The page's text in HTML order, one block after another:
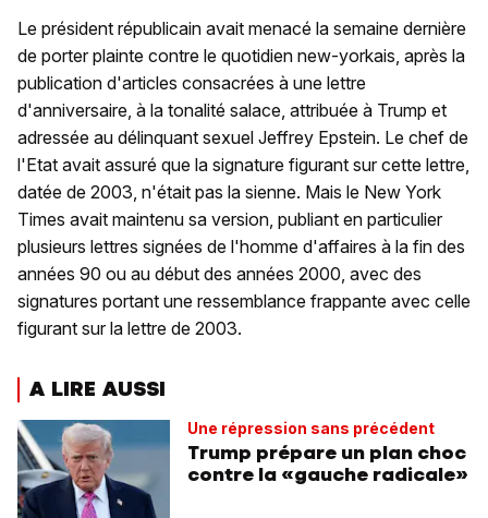
Le président républicain avait menacé la semaine dernière
de porter plainte contre le quotidien new-yorkais, après la
publication d'articles consacrées à une lettre
d'anniversaire, à la tonalité salace, attribuée à Trump et
adressée au délinquant sexuel Jeffrey Epstein. Le chef de
l'Etat avait assuré que la signature figurant sur cette lettre,
datée de 2003, n'était pas la sienne. Mais le New York
Times avait maintenu sa version, publiant en particulier
plusieurs lettres signées de l'homme d'affaires à la fin des
années 90 ou au début des années 2000, avec des
signatures portant une ressemblance frappante avec celle
figurant sur la lettre de 2003.
A LIRE AUSSI
Une répression sans précédent
Trump prépare un plan choc
contre la «gauche radicale»